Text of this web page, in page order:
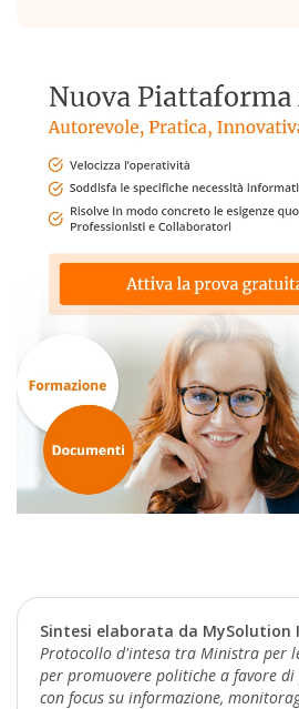
Sintesi elaborata da MySolution
Protocollo d'intesa tra Ministra per
per promuovere politiche a favore
con focus su informazione,